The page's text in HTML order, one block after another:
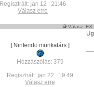
Regisztrált: jan 12 : 21:46
Válasz erre
Válasz: E3
[ Nintendo munkatárs ]
Hozzászólás: 379
Regisztrált: jan 22 : 19:49
Válasz erre